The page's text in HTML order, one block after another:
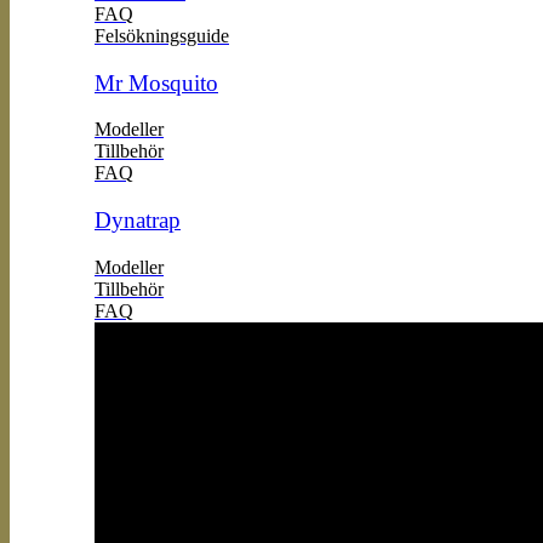
FAQ
Felsökningsguide
Mr Mosquito
Modeller
Tillbehör
FAQ
Dynatrap
Modeller
Tillbehör
FAQ